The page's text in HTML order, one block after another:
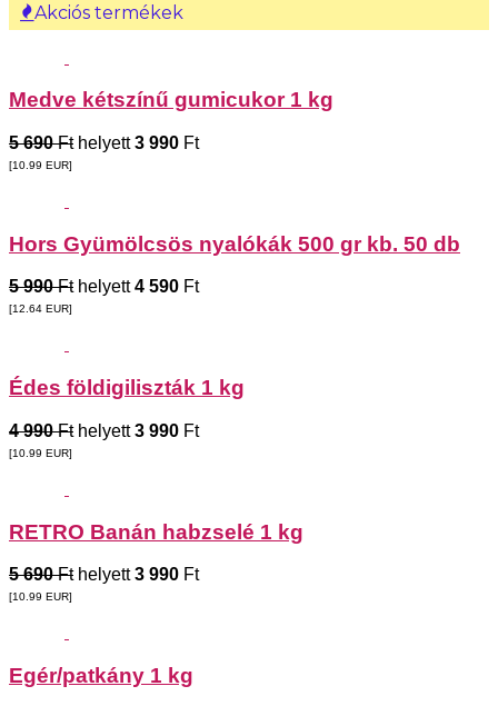
Akciós termékek
Medve kétszínű gumicukor 1 kg
5 690 Fthelyett3 990 Ft
[10.99 EUR]
Hors Gyümölcsös nyalókák 500 gr kb. 50 db
5 990 Fthelyett4 590 Ft
[12.64 EUR]
Édes földigiliszták 1 kg
4 990 Fthelyett3 990 Ft
[10.99 EUR]
RETRO Banán habzselé 1 kg
5 690 Fthelyett3 990 Ft
[10.99 EUR]
Egér/patkány 1 kg